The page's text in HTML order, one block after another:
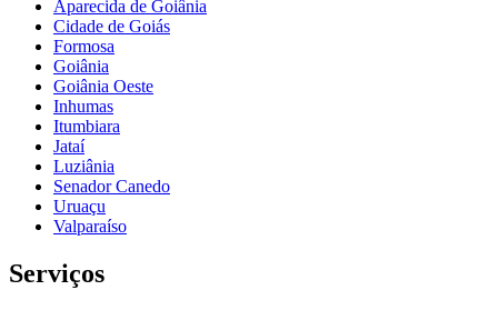
Aparecida de Goiânia
Cidade de Goiás
Formosa
Goiânia
Goiânia Oeste
Inhumas
Itumbiara
Jataí
Luziânia
Senador Canedo
Uruaçu
Valparaíso
Serviços